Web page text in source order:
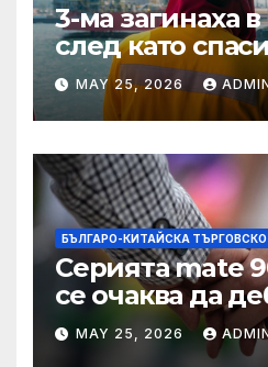
3-ма загинаха
след като
падна в морето
плаващия
Petronas
MAY 25, 2026
БЪЛГАРО-КИТАЙСКА
Серията mate
се очаква да
нов чип Kirin
TechNode
MAY 25, 2026